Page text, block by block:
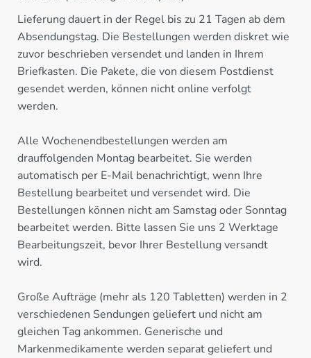
Lieferung dauert in der Regel bis zu 21 Tagen ab dem
Absendungstag. Die Bestellungen werden diskret wie
zuvor beschrieben versendet und landen in Ihrem
Briefkasten. Die Pakete, die von diesem Postdienst
gesendet werden, können nicht online verfolgt
werden.
Alle Wochenendbestellungen werden am
drauffolgenden Montag bearbeitet. Sie werden
automatisch per E-Mail benachrichtigt, wenn Ihre
Bestellung bearbeitet und versendet wird. Die
Bestellungen können nicht am Samstag oder Sonntag
bearbeitet werden. Bitte lassen Sie uns 2 Werktage
Bearbeitungszeit, bevor Ihrer Bestellung versandt
wird.
Große Aufträge (mehr als 120 Tabletten) werden in 2
verschiedenen Sendungen geliefert und nicht am
gleichen Tag ankommen. Generische und
Markenmedikamente werden separat geliefert und